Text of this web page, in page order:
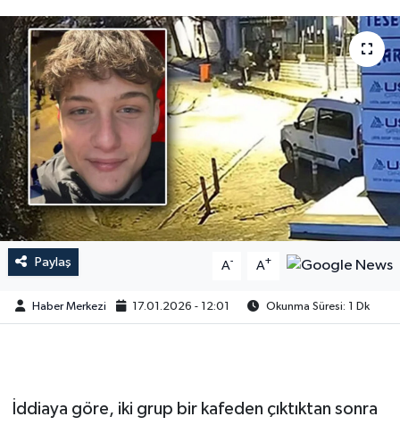
Paylaş A- A+
Haber Merkezi 17.01.2026 - 12:01 Okunma Süresi: 1 Dk
İddiaya göre, iki grup bir kafeden çıktıktan sonra